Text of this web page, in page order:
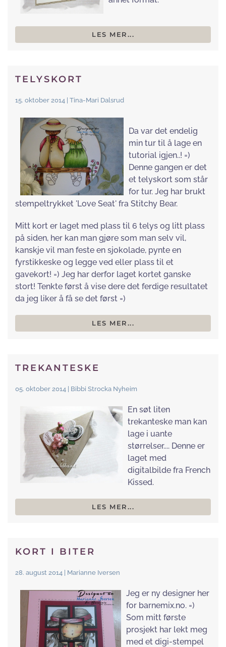
LES MER...
TELYSKORT
15. oktober 2014 | Tina-Mari Dalsrud
Da var det endelig
min tur til å lage en
tutorial igjen..! =)
Denne gangen er det
et telyskort som står
for tur. Jeg har brukt
stempeltrykket 'Love Seat' fra Stitchy Bear.
Mitt kort er laget med plass til 6 telys og litt plass
på siden, her kan man gjøre som man selv vil,
kanskje vil man feste en sjokolade, pynte en
fyrstikkeske og legge ved eller plass til et
gavekort! =) Jeg har derfor laget kortet ganske
stort! Tenkte først å vise dere det ferdige resultatet
da jeg liker å få se det først =)
LES MER...
TREKANTESKE
05. oktober 2014 | Bibbi Strocka Nyheim
En søt liten
trekanteske man kan
lage i uante
størrelser.... Denne er
laget med
digitalbilde fra French
Kissed.
LES MER...
KORT I BITER
28. august 2014 | Marianne Iversen
Jeg er ny designer her
for barnemix.no. =)
Som mitt første
prosjekt har lekt meg
med et digi-stempel